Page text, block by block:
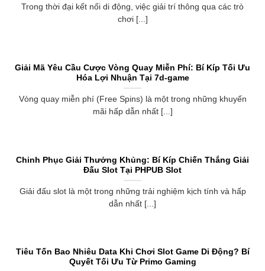
Trong thời đại kết nối di động, việc giải trí thông qua các trò
chơi [...]
Giải Mã Yêu Cầu Cược Vòng Quay Miễn Phí: Bí Kíp Tối Ưu
Hóa Lợi Nhuận Tại 7d-game
Vòng quay miễn phí (Free Spins) là một trong những khuyến
mãi hấp dẫn nhất [...]
Chinh Phục Giải Thưởng Khủng: Bí Kíp Chiến Thắng Giải
Đấu Slot Tại PHPUB Slot
Giải đấu slot là một trong những trải nghiệm kịch tính và hấp
dẫn nhất [...]
Tiêu Tốn Bao Nhiêu Data Khi Chơi Slot Game Di Động? Bí
Quyết Tối Ưu Từ Primo Gaming